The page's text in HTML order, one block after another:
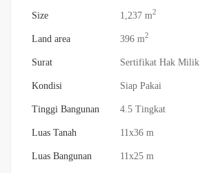
Size 1,237 m2
Land area 396 m2
Surat Sertifikat Hak Milik
Kondisi Siap Pakai
Tinggi Bangunan 4.5 Tingkat
Luas Tanah 11x36 m
Luas Bangunan 11x25 m